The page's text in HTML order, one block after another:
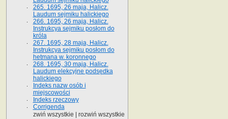
265. 1695, 26 maja, Halicz.
Laudum sejmiku halickiego
266. 1695, 26 maja, Halicz.
Instrukcya sejmiku posłom do
króla
267. 1695, 28 maja, Halicz.
Instrukcya sejmiku posłom do
hetmana w. koronnego
268. 1695, 30 maja, Halicz.
Laudum elekcyjne podsędka
halickiego
Indeks nazw osób i
miejscowości
Indeks rzeczowy
Corrigenda
zwiń wszystkie
rozwiń wszystkie